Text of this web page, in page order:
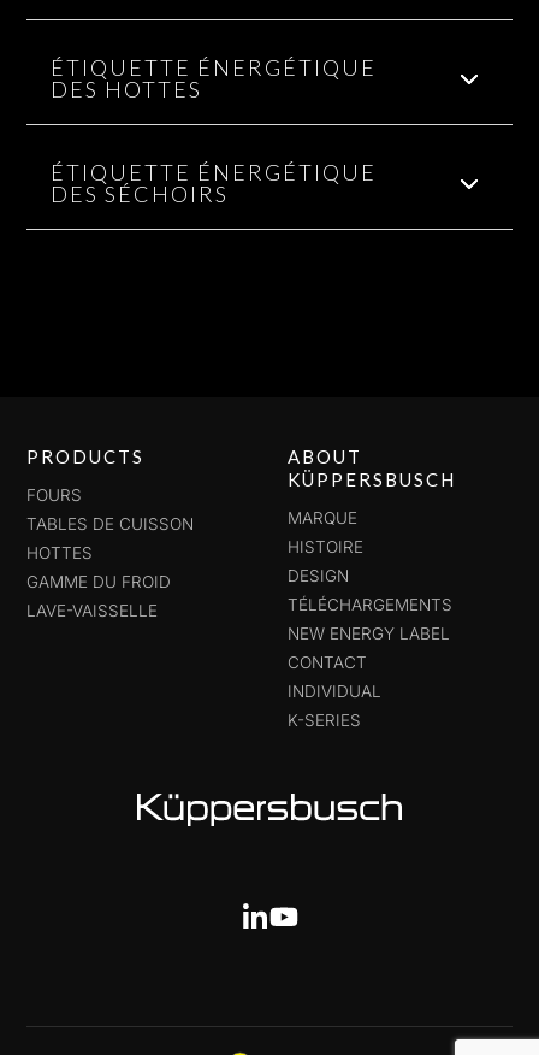
ÉTIQUETTE ÉNERGÉTIQUE
DES HOTTES
ÉTIQUETTE ÉNERGÉTIQUE
DES SÉCHOIRS
PRODUCTS
FOURS
TABLES DE CUISSON
HOTTES
GAMME DU FROID
LAVE-VAISSELLE
ABOUT
KÜPPERSBUSCH
MARQUE
HISTOIRE
DESIGN
TÉLÉCHARGEMENTS
NEW ENERGY LABEL
CONTACT
INDIVIDUAL
K-SERIES